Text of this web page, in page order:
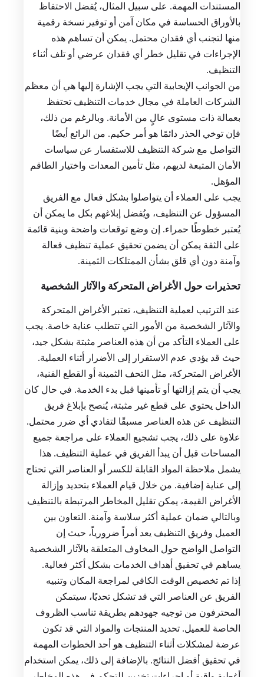
المستندات المهمة. على سبيل المثال، يُفضل الاحتفاظ
بالأوراق الحساسة في مكان آمن أو توفير نسخة رقمية
منها لتجنب أي فقدان محتمل. يمكن أن تساهم هذه
الإجراءات في تقليل خطر أي فقدان عرضي أو تلف أثناء
التنظيف.
من الجوانب الإيجابية التي يجب الإشارة إليها هي أن معظم
الشركات العاملة في مجال خدمات التنظيف تحتفظ
بعمالة ذات مستوى عالٍ من الأمانة. وبالرغم من ذلك،
فإن توخي الحذر دائمًا هو أمر حكيم. من الرائع أيضًا
التواصل مع شركة التنظيف للاستفسار عن سياسات
الأمان المتبعة لديهم، مثل تأمين المعدات واختيار الطاقم
المؤهل.
يجب على العملاء أن يتواصلوا بشكل فعال مع الفريق
المسؤول عن التنظيف، ويُفضل إبلاغهم بكل ما يمكن أن
يُعتبر خطوطًا حمراء. إن وضع توقعات واضحة وبنية قائمة
على الثقة يمكن أن يضمن تحقيق عملية تنظيف فعالة
وآمنة دون أي قلق بشأن الممتلكات الثمينة.
تحذيرات حول الأغراض المتحركة والآثار الشخصية
عند الترتيب لعملية التنظيف، تعتبر الأغراض المتحركة
والآثار الشخصية من الأمور التي تتطلب عناية خاصة. يجب
على العملاء التأكد من أن هذه العناصر مثبتة بشكل جيد،
حيث قد يؤدي عدم الاستقرار إلى الأضرار أثناء العملية.
الأغراض المتحركة، مثل التحف الثمينة أو القطع الفنية،
يجب أن يتم إزالتها أو تأمينها قبل بدء الخدمة. في حال كان
الداخل يحتوي على قطع غير مثبتة، يُنصح بإبلاغ فريق
التنظيف عن هذه العناصر مسبقًا لتفادي أي ضرر محتمل.
علاوة على ذلك، يجب تشجيع العملاء على مراجعة جميع
المساحات قبل أن يبدأ الفريق في عملية التنظيف. هذا
يشمل ملاحظة المواد القابلة للكسر أو العناصر التي تحتاج
إلى عناية إضافية. من خلال قيام العملاء بتحديد وإزالة
الأغراض القيمة، يمكن تقليل المخاطر المرتبطة بالتنظيف
وبالتالي ضمان عملية أكثر سلاسة وآمنة. التعاون بين
العميل وفريق التنظيف يعد أمراً ضرورياً، حيث إن
التواصل الواضح حول المخاوف المتعلقة بالآثار الشخصية
يساهم في تحقيق أهداف الخدمات بشكل أكثر فعالية.
إذا تم تخصيص الوقت الكافي لمراجعة المكان وتنبيه
الفريق عن العناصر التي قد تشكل تحديًا، سيتمكن
المحترفون من توجيه جهودهم بطريقة تناسب الظروف
الخاصة للعميل. تحديد المنتجات والمواد التي قد تكون
عرضة لمشكلات أثناء التنظيف هو أحد الخطوات المهمة
في تحقيق أفضل النتائج. بالإضافة إلى ذلك، يمكن استخدام